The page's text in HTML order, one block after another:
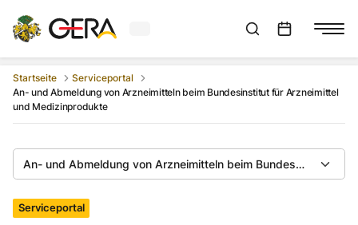
Aktuelles Wetter in GeraSuchleiste anzeigen
Startseite
Serviceportal
An- und Abmeldung von Arzneimitteln beim Bundesinstitut für Arzneimittel
und Medizinprodukte
An- und Abmeldung von Arzneimitteln beim Bundesinstitut für
Serviceportal